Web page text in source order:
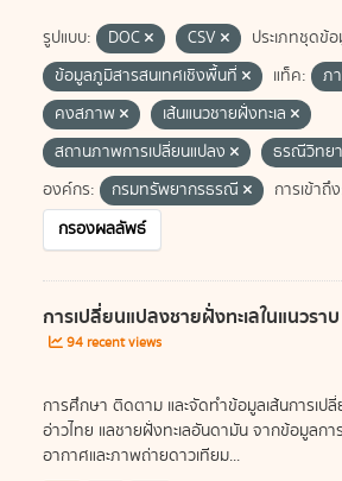
รูปแบบ: DOC CSV
ประเภทชุดข้
ข้อมูลภูมิสารสนเทศเชิงพื้นที่
แท็ค:
ภ
คงสภาพ
เส้นแนวชายฝั่งทะเล
สถานภาพการเปลี่ยนแปลง
ธรณีวิทย
องค์กร:
กรมทรัพยากรธรณี การเข้าถึ
กรองผลลัพธ์
การเปลี่ยนแปลงชายฝั่งทะเลในแนวราบ
94 recent views
การศึกษา ติดตาม และจัดทำข้อมูลเส้นการเปลี่
อ่าวไทย แลชายฝั่งทะเลอันดามัน จากข้อมูลก
อากาศและภาพถ่ายดาวเทียม...